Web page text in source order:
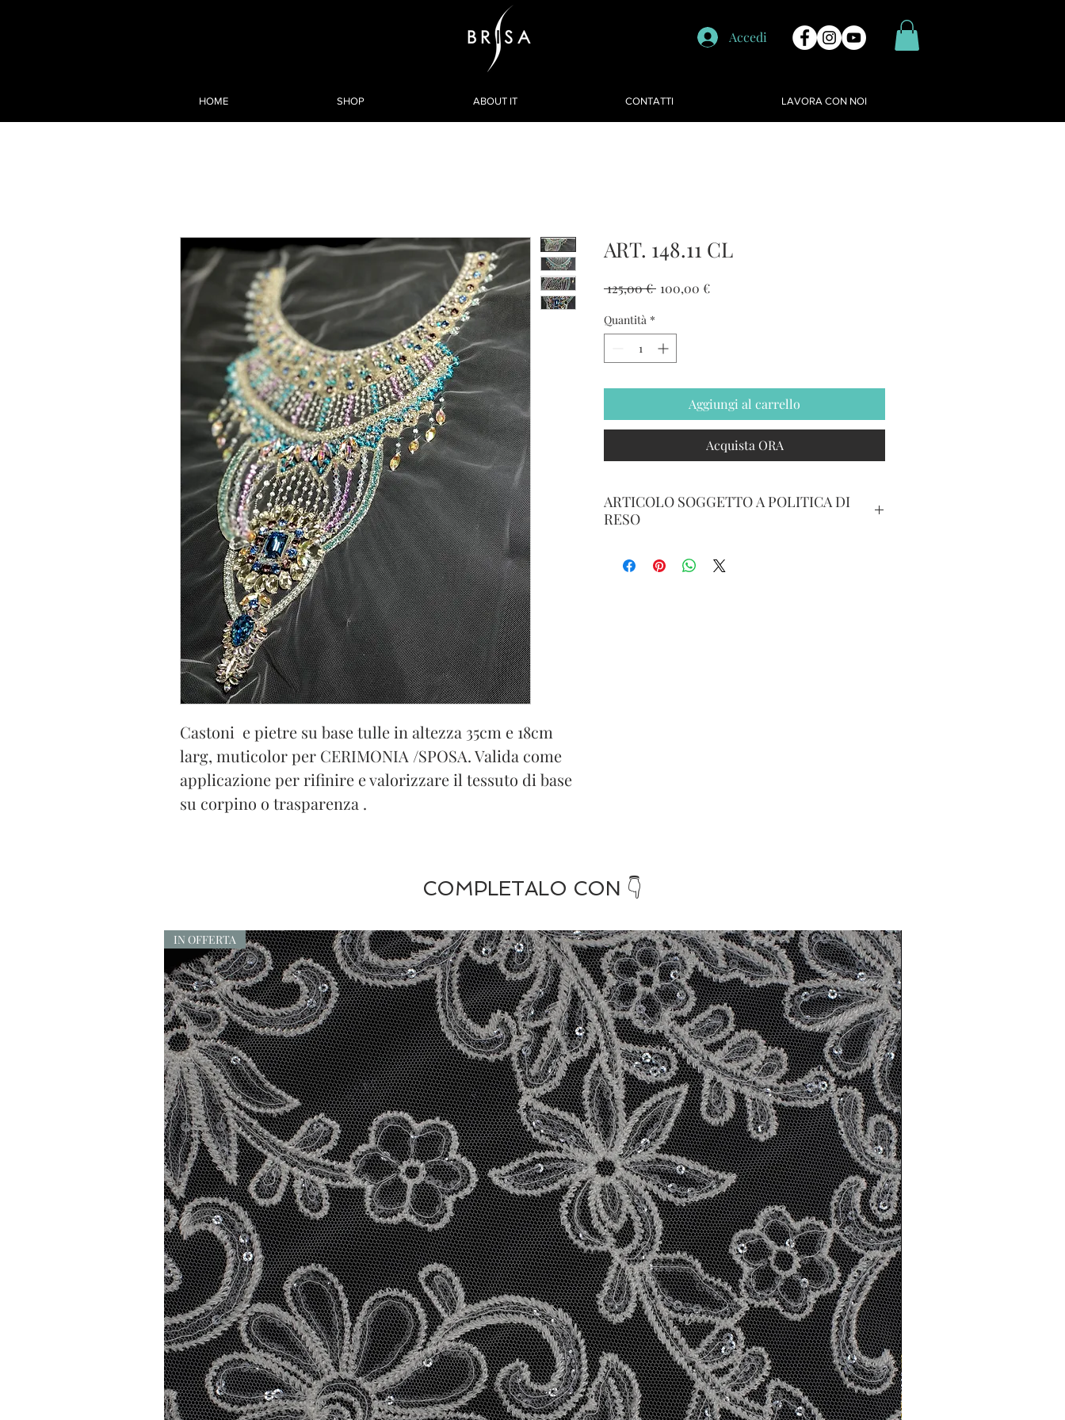
Accedi
HOME SHOP ABOUT IT CONTATTI LAVORA CON NOI
Castoni e pietre su base tulle in altezza 35cm e 18cm
larg, muticolor per CERIMONIA /SPOSA. Valida come
applicazione per rifinire e valorizzare il tessuto di base
su corpino o trasparenza .
ART. 148.11 CL
125,00 € Prezzo
100,00 €Prezzo
Quantità *
Aggiungi al carrello
Acquista ORA
ARTICOLO SOGGETTO A POLITICA DI
RESO
DALLA DATA DI ACQUISTO CON
COMPLETALO CON 👇
IN OFFERTA